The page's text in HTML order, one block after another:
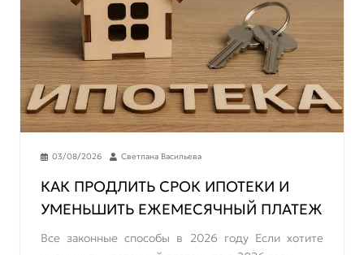
03/08/2026 Светлана Васильева
КАК ПРОДЛИТЬ СРОК ИПОТЕКИ И
УМЕНЬШИТЬ ЕЖЕМЕСЯЧНЫЙ ПЛАТЕЖ
Все законные способы в 2026 году Если хотите